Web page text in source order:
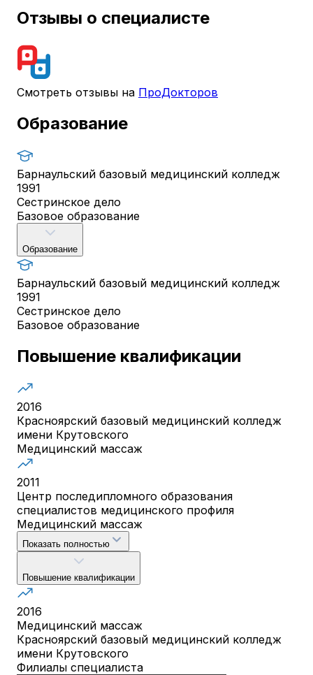
Отзывы о специалисте
Смотреть отзывы на ПроДокторов
Образование
Барнаульский базовый медицинский колледж
1991
Сестринское дело
Базовое образование
Образование
Барнаульский базовый медицинский колледж
1991
Сестринское дело
Базовое образование
Повышение квалификации
2016
Красноярский базовый медицинский колледж
имени Крутовского
Медицинский массаж
2011
Центр последипломного образования
специалистов медицинского профиля
Медицинский массаж
Показать полностью
Повышение квалификации
2016
Медицинский массаж
Красноярский базовый медицинский колледж
имени Крутовского
Филиалы специалиста